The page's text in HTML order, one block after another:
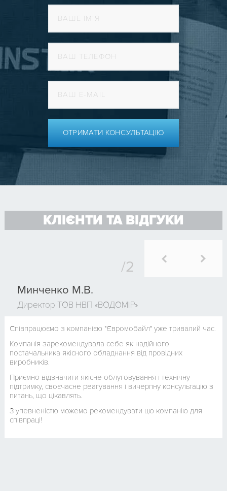
ОТРИМАТИ КОНСУЛЬТАЦІЮ
КЛІЄНТИ ТА ВІДГУКИ
Минченко М.В.
Директор ТОВ НВП «ВОДОМІР»
Співпрацюємо з компанією "Євромобайл" уже тривалий час.
Компанія зарекомендувала себе як надійного
постачальника якісного обладнання від провідних
виробників.
Приємно відзначити якісне облуговування і технічну
підтримку, своєчасне реагування і вичерпну консультацію з
питань, що цікавлять.
З упевненістю можемо рекомендувати цю компанію для
співпраці!